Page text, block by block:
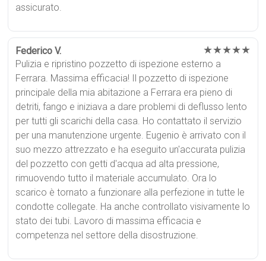
assicurato.
Federico V. ★★★★★
Pulizia e ripristino pozzetto di ispezione esterno a
Ferrara. Massima efficacia! Il pozzetto di ispezione
principale della mia abitazione a Ferrara era pieno di
detriti, fango e iniziava a dare problemi di deflusso lento
per tutti gli scarichi della casa. Ho contattato il servizio
per una manutenzione urgente. Eugenio è arrivato con il
suo mezzo attrezzato e ha eseguito un'accurata pulizia
del pozzetto con getti d'acqua ad alta pressione,
rimuovendo tutto il materiale accumulato. Ora lo
scarico è tornato a funzionare alla perfezione in tutte le
condotte collegate. Ha anche controllato visivamente lo
stato dei tubi. Lavoro di massima efficacia e
competenza nel settore della disostruzione.